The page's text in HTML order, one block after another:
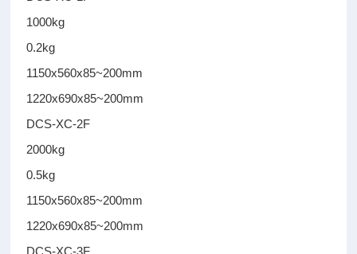
1000kg
0.2kg
1150x560x85~200mm
1220x690x85~200mm
DCS-XC-2F
2000kg
0.5kg
1150x560x85~200mm
1220x690x85~200mm
DCS-XC-3F